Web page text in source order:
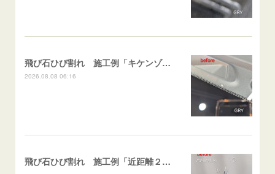
飛び石ひび割れ 施工例「キケンゾーン範囲・ストレートブレイク」フェアレディＺ
2026.08.08 06:16
飛び石ひび割れ 施工例「近距離２箇所・パーシャル系+ストレート系」CX-8